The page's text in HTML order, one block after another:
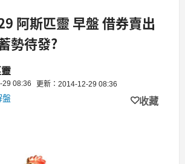
阿斯匹靈 早盤 借券賣出
勢待發?
29 08:36 更新：2014-12-29 08:36
盤 收藏